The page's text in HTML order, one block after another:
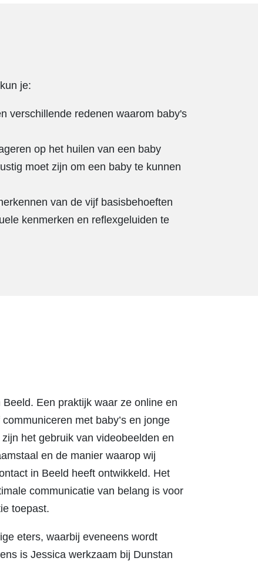
je:
verschillende redenen waarom baby's
op het huilen van een baby
moet zijn om een baby te kunnen
van de vijf basisbehoeften
kenmerken en reflexgeluiden te
Een praktijk waar ze online en
met baby’s en jonge
het gebruik van videobeelden en
en de manier waarop wij
in Beeld heeft ontwikkeld. Het
communicatie van belang is voor
toepast.
eters, waarbij eveneens wordt
is Jessica werkzaam bij Dunstan